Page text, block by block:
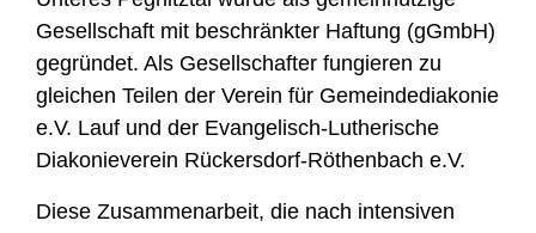
Gesellschaft mit beschränkter Haftung (gGmbH)
gegründet. Als Gesellschafter fungieren zu
gleichen Teilen der Verein für Gemeindediakonie
e.V. Lauf und der Evangelisch-Lutherische
Diakonieverein Rückersdorf-Röthenbach e.V.
Diese Zusammenarbeit, die nach intensiven